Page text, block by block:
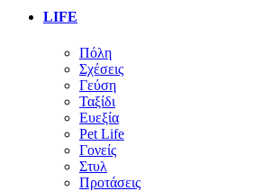
LIFE
Πόλη
Σχέσεις
Γεύση
Ταξίδι
Ευεξία
Pet Life
Γονείς
Στυλ
Προτάσεις